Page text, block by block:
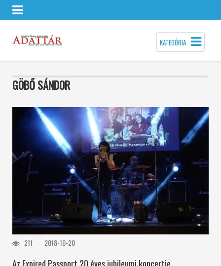
KATEGÓRIA
GÖBŐ SÁNDOR
211 2018-10-20